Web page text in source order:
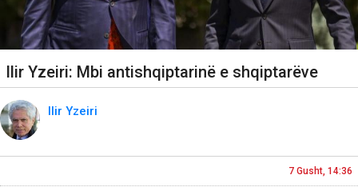
Ilir Yzeiri: Mbi antishqiptarinë e shqiptarëve
Ilir Yzeiri
7 Gusht, 14:36